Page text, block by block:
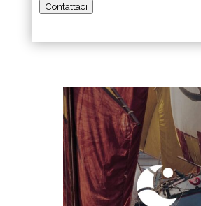
Contattaci